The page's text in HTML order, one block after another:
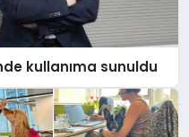
kullanıma sunuldu